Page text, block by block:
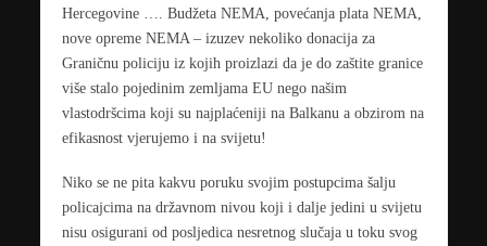
Hercegovine …. Budžeta NEMA, povećanja plata NEMA,
nove opreme NEMA – izuzev nekoliko donacija za
Graničnu policiju iz kojih proizlazi da je do zaštite granice
više stalo pojedinim zemljama EU nego našim
vlastodršcima koji su najplaćeniji na Balkanu a obzirom na
efikasnost vjerujemo i na svijetu!
Niko se ne pita kakvu poruku svojim postupcima šalju
policajcima na državnom nivou koji i dalje jedini u svijetu
nisu osigurani od posljedica nesretnog slučaja u toku svog